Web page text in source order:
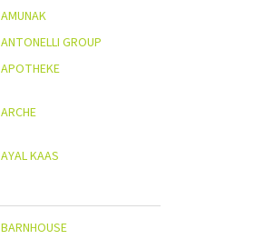
AMUNAK
ANTONELLI GROUP
APOTHEKE
ARCHE
AYAL KAAS
BARNHOUSE